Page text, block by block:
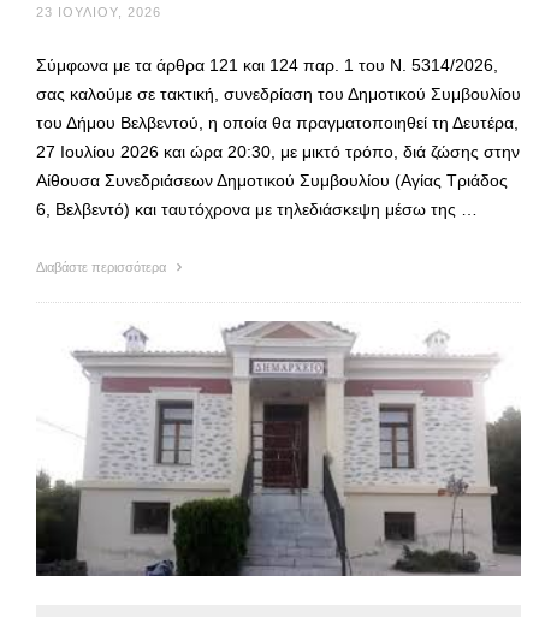
23 ΙΟΥΛΊΟΥ, 2026
Σύμφωνα με τα άρθρα 121 και 124 παρ. 1 του Ν. 5314/2026,
σας καλούμε σε τακτική, συνεδρίαση του Δημοτικού Συμβουλίου
του Δήμου Βελβεντού, η οποία θα πραγματοποιηθεί τη Δευτέρα,
27 Ιουλίου 2026 και ώρα 20:30, με μικτό τρόπο, διά ζώσης στην
Αίθουσα Συνεδριάσεων Δημοτικού Συμβουλίου (Αγίας Τριάδος
6, Βελβεντό) και ταυτόχρονα με τηλεδιάσκεψη μέσω της …
Διαβάστε περισσότερα